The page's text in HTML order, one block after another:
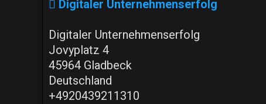
Digitaler Unternehmenserfolg
Digitaler Unternehmenserfolg
Jovyplatz 4
45964 Gladbeck
Deutschland
+4920439211310